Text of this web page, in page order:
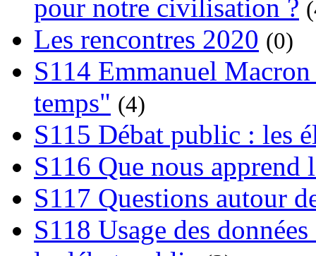
pour notre civilisation ?
Les rencontres 2020 (0)
S114 Emmanuel
temps" (4)
S115 Débat public : les
S116 Que nous apprend
S117 Questions autour
S118 Usage des